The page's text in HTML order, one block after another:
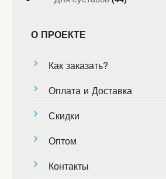
О ПРОЕКТЕ
Как заказать?
Оплата и Доставка
Скидки
Оптом
Контакты